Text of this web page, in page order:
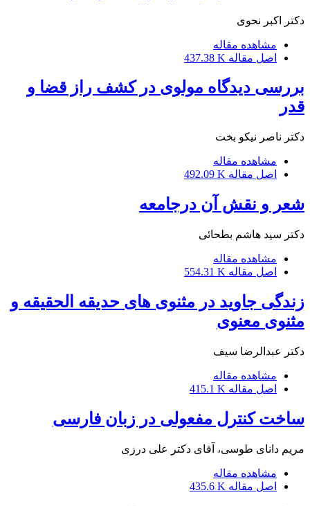
دکتر اکبر نحوی
مشاهده مقاله
اصل مقاله 437.38 K
بررسی دیدگاه مولوی در کشف راز قضا و
قدر
دکتر ناصر نیکو بخت
مشاهده مقاله
اصل مقاله 492.09 K
شعر و نقش آن درجامعه
دکتر سید هاشم بطحائی
مشاهده مقاله
اصل مقاله 554.31 K
زندگی جاوید در مثنوی های حدیقه الحقیقه و
مثنوی معنوی
دکتر عبدالرضا سیف
مشاهده مقاله
اصل مقاله 415.1 K
ساخت کنترل مفعولی در زبان فارسی
مریم دانای طوسی، آقای دکتر علی درزی
مشاهده مقاله
اصل مقاله 435.6 K